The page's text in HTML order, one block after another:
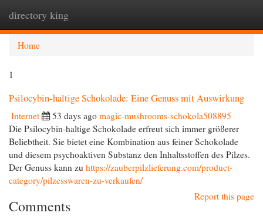
directory king
Home
1
Psilocybin-haltige Schokolade: Eine Genuss mit Auswirkung
Internet 53 days ago magic-mushrooms-schokola508895
Die Psilocybin-haltige Schokolade erfreut sich immer größerer
Beliebtheit. Sie bietet eine Kombination aus feiner Schokolade
und diesem psychoaktiven Substanz den Inhaltsstoffen des Pilzes.
Der Genuss kann zu https://zauberpilzlieferung.com/product-
category/pilzesswaren-zu-verkaufen/
Report this page
Comments